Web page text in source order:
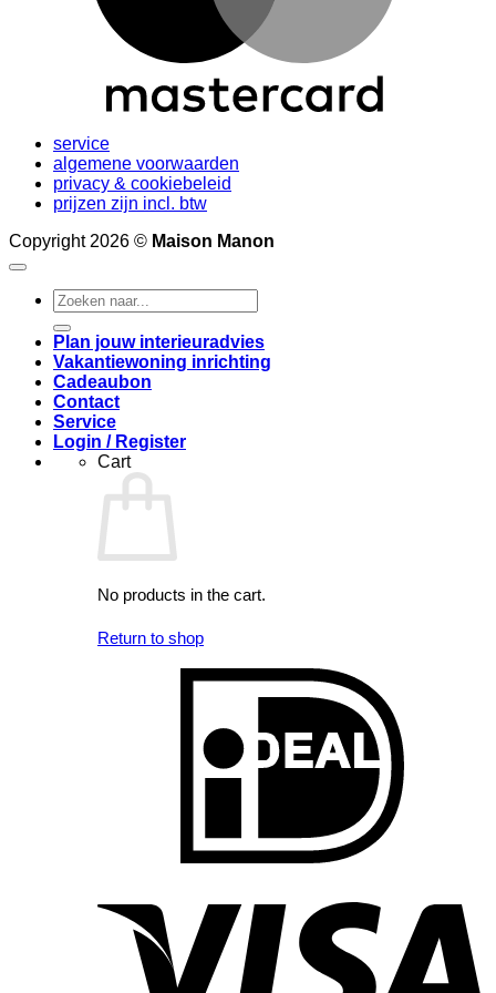
service
algemene voorwaarden
privacy & cookiebeleid
prijzen zijn incl. btw
Copyright 2026 © Maison Manon
Search
for:
Plan jouw interieuradvies
Vakantiewoning inrichting
Cadeaubon
Contact
Service
Login / Register
Cart
No products in the cart.
Return to shop